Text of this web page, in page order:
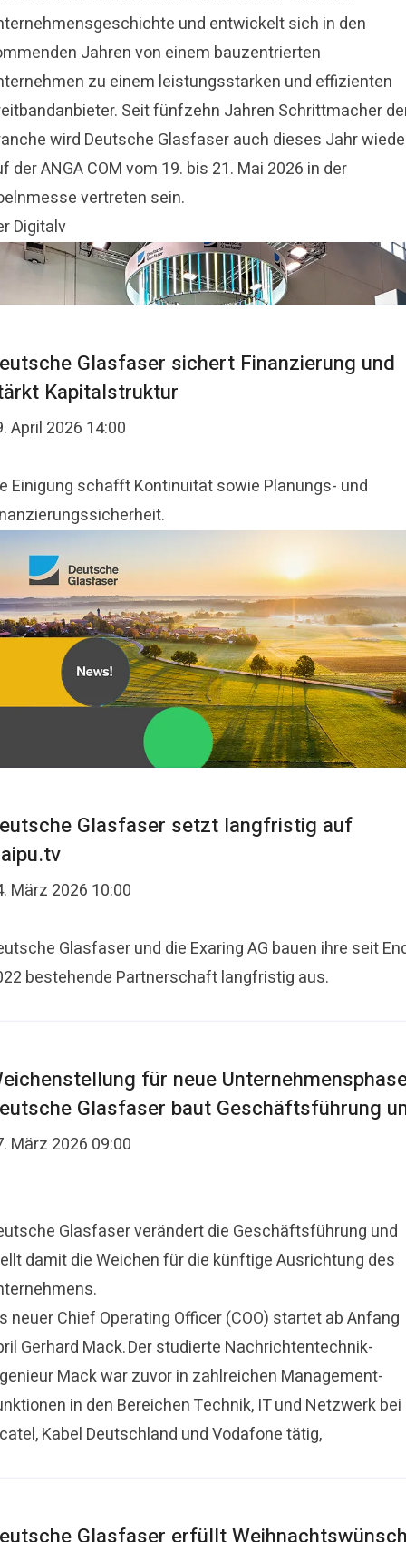
und entwickelt sich in den
Jahren von einem bauzentrierten
zu einem leistungsstarken und effizienten
Seit fünfzehn Jahren Schrittmacher
wird Deutsche Glasfaser auch dieses Jahr
der ANGA COM vom 19. bis 21. Mai 2026 in der
vertreten sein.
Digitalv
Glasfaser sichert Finanzierung und
Kapitalstruktur
April 2026 14:00
Einigung schafft Kontinuität sowie Planungs- und
Glasfaser setzt langfristig auf
März 2026 10:00
Glasfaser und die Exaring AG bauen ihre seit
bestehende Partnerschaft langfristig aus.
für neue
Glasfaser baut Geschäftsführung
März 2026 09:00
Glasfaser verändert die Geschäftsführung und
damit die Weichen für die künftige Ausrichtung des
neuer Chief Operating Officer (COO) startet ab Anfang
Gerhard Mack. Der studierte Nachrichtentechnik-
Mack war zuvor in zahlreichen Management-
in den Bereichen Technik, IT und Netzwerk bei
Kabel Deutschland und Vodafone tätig,